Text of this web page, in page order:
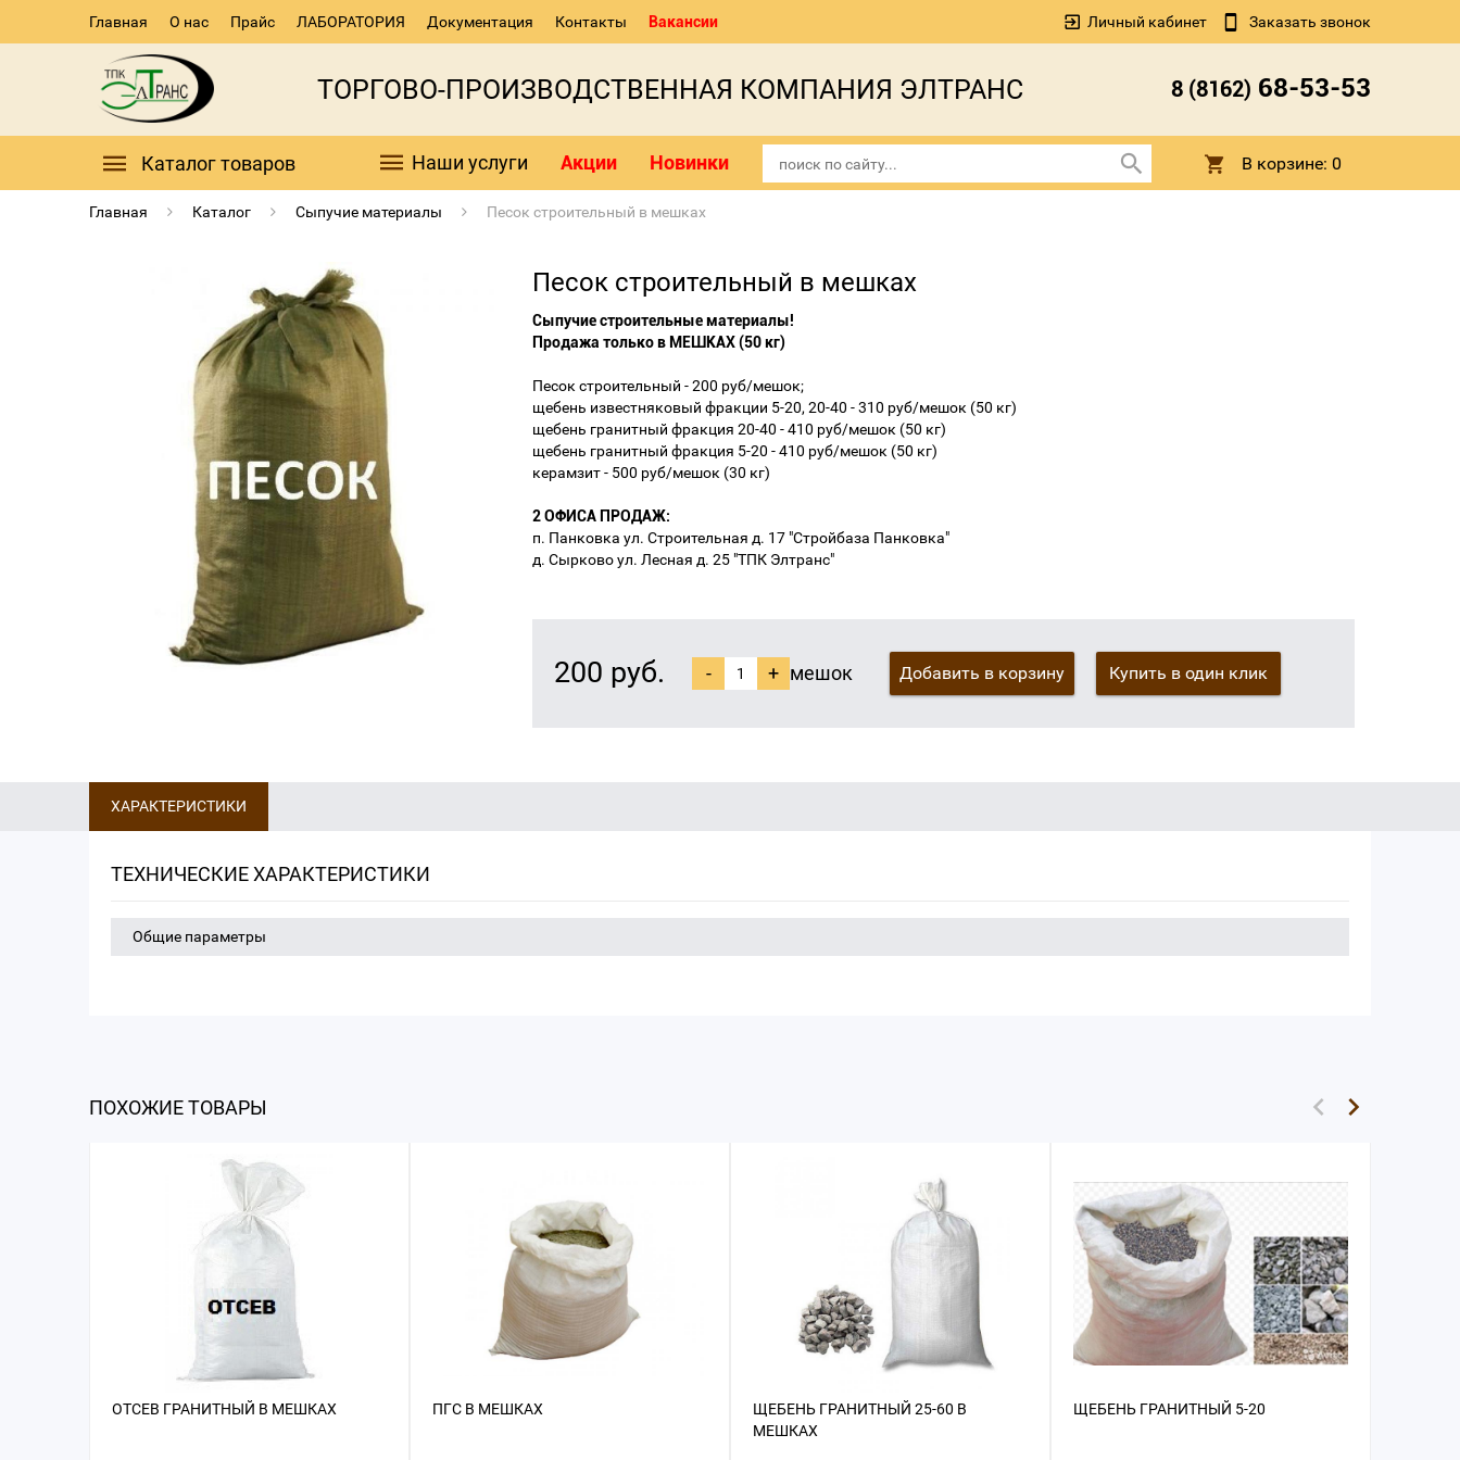
Главная О нас Прайс ЛАБОРАТОРИЯ Документация Контакты Вакансии Личный кабинет Заказать звонок
ТОРГОВО-ПРОИЗВОДСТВЕННАЯ КОМПАНИЯ ЭЛТРАНС 8 (8162) 68-53-53
Каталог товаров Наши услуги Акции Новинки В корзине: 0
Главная Каталог Сыпучие материалы Песок строительный в мешках
Песок строительный в мешках
Сыпучие строительные материалы!
Продажа только в МЕШКАХ (50 кг)
Песок строительный - 200 руб/мешок;
щебень известняковый фракции 5-20, 20-40 - 310 руб/мешок (50 кг)
щебень гранитный фракция 20-40 - 410 руб/мешок (50 кг)
щебень гранитный фракция 5-20 - 410 руб/мешок (50 кг)
керамзит - 500 руб/мешок (30 кг)
2 ОФИСА ПРОДАЖ:
п. Панковка ул. Строительная д. 17 "Стройбаза Панковка"
д. Сырково ул. Лесная д. 25 "ТПК Элтранс"
200 руб. - + мешок Добавить в корзину Купить в один клик
ХАРАКТЕРИСТИКИ
ТЕХНИЧЕСКИЕ ХАРАКТЕРИСТИКИ
Общие параметры
ПОХОЖИЕ ТОВАРЫ
ОТСЕВ ГРАНИТНЫЙ В МЕШКАХ ПГС В МЕШКАХ
ЩЕБЕНЬ ГРАНИТНЫЙ 25-60 В
МЕШКАХ
ЩЕБЕНЬ ГРАНИТНЫЙ 5-20